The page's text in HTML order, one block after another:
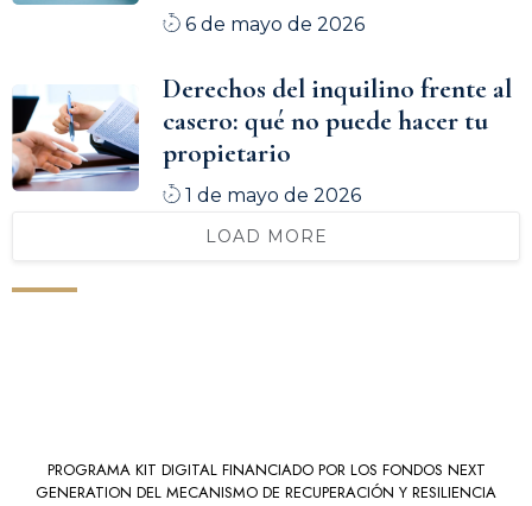
6 de mayo de 2026
Derechos del inquilino frente al
casero: qué no puede hacer tu
propietario
1 de mayo de 2026
LOAD MORE
PROGRAMA KIT DIGITAL FINANCIADO POR LOS FONDOS NEXT
GENERATION DEL MECANISMO DE RECUPERACIÓN Y RESILIENCIA